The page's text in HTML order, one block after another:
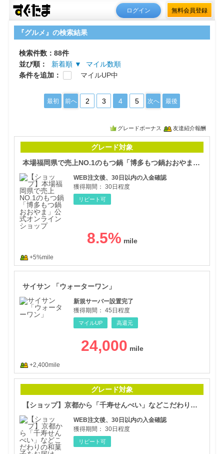
ログイン 無料会員登録
『グルメ』の検索結果
検索件数：88件
並び順：
新着順 ▼
マイル数順
条件を追加：
マイルUP中
最初 前へ 2 3 4 5 次へ 最後
グレードボーナス 友達紹介報酬
グレード対象
本場福岡県で売上NO.1のもつ鍋「博多もつ鍋おおやま」公式オンラインショップ
WEB注文後、30日以内の入金確認
獲得期間： 30日程度
リピート可
8.5%
+5%mile
サイサン 「ウォーターワン」
新規サーバー設置完了
獲得期間： 45日程度
マイルUP 高還元
24,000
+2,400mile
グレード対象
【ショップ】京都から「千寿せんべい」などこだわりの和菓子をお届け【鼓月オンラインストア】
WEB注文後、30日以内の入金確認
獲得期間： 30日程度
リピート可